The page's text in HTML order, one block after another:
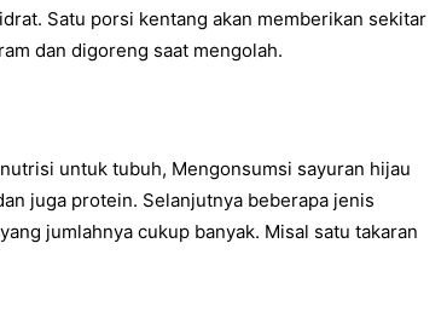
Satu porsi kentang akan memberikan sekitar
dan digoreng saat mengolah.
untuk tubuh, Mengonsumsi sayuran hijau
juga protein. Selanjutnya beberapa jenis
jumlahnya cukup banyak. Misal satu takaran